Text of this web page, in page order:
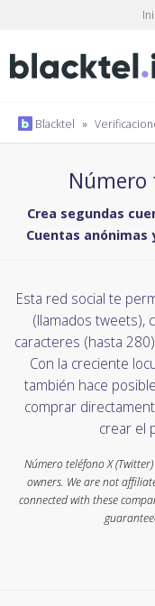
Blacktel »
Número
Crea segundas
Cuentas
Esta red social te
(llamados tweets),
caracteres (hasta
Con la creciente
también hace
comprar
crear el
Número teléfono X
owners. We are not
connected with these